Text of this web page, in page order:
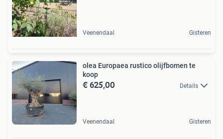
Veenendaal Gisteren
olea Europaea rustico olijfbomen te
koop
€ 625,00 Details
Veenendaal Gisteren